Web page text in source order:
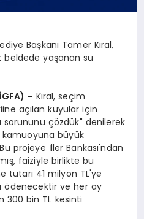
Başkanı Tamer Kıral,
beldede yaşanan su
– Kıral, seçim
açılan kuyular için
sorununu çözdük" denilerek
kamuoyuna büyük
projeye İller Bankası'ndan
faiziyle birlikte bu
41 milyon TL'ye
ödenecektir ve her ay
300 bin TL kesinti